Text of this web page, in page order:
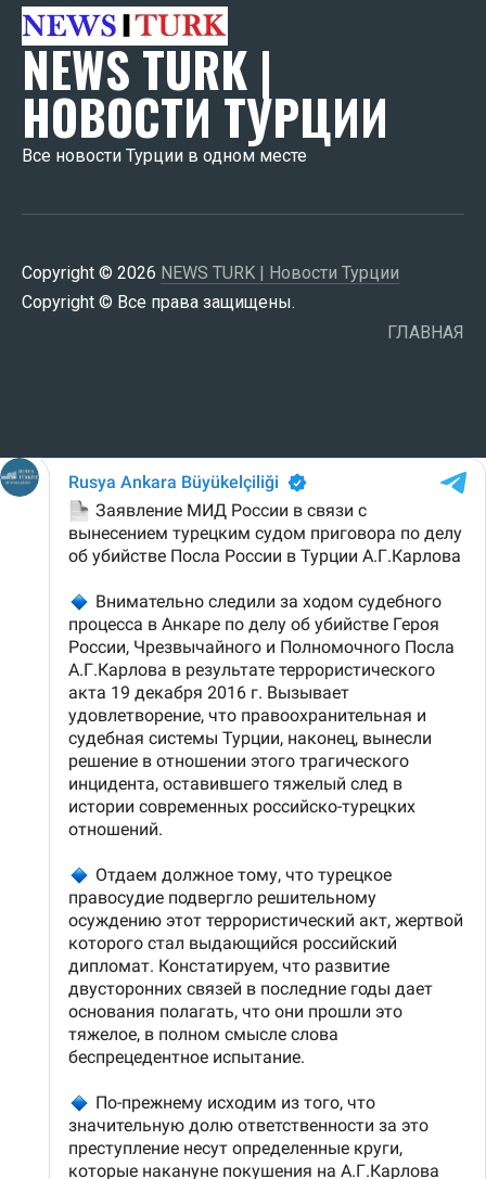
NEWS TURK |
НОВОСТИ ТУРЦИИ
Все новости Турции в одном месте
Copyright © 2026 NEWS TURK | Новости Турции
Copyright © Все права защищены.
ГЛАВНАЯ